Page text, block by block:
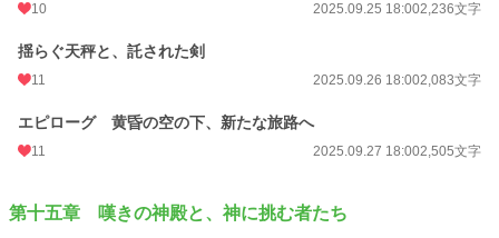
10 2025.09.25 18:002,236文字
揺らぐ天秤と、託された剣
11 2025.09.26 18:002,083文字
エピローグ 黄昏の空の下、新たな旅路へ
11 2025.09.27 18:002,505文字
第十五章 嘆きの神殿と、神に挑む者たち